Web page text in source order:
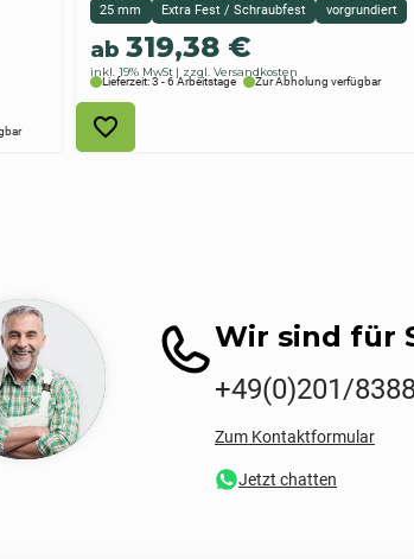
25 mm Extra Fest / Schraubfest vorgrundiert
ab 319,38 €
inkl. 19% MwSt zzgl. Versandkosten
Lieferzeit: 3 - 6 Arbeitstage Zur Abholung verfügbar
Wir sind für
+49(0)201/
Zum Kontaktformular
Jetzt chatten